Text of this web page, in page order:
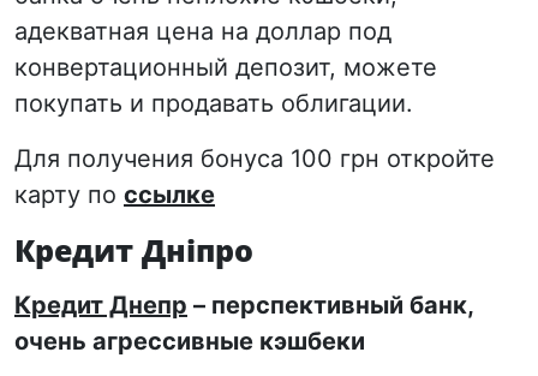
адекватная цена на доллар под
конвертационный депозит, можете
покупать и продавать облигации.
Для получения бонуса 100 грн откройте
карту по ссылке
Кредит Дніпро
Кредит Днепр – перспективный банк,
очень агрессивные кэшбеки